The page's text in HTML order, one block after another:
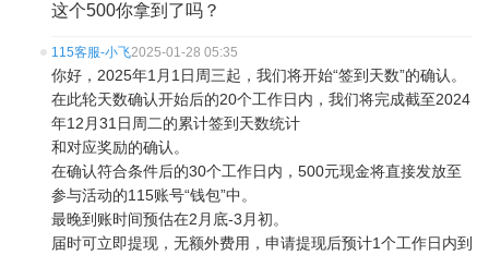
这个500你拿到了吗？
115客服-小飞2025-01-28 05:35
你好，2025年1月1日周三起，我们将开始“签到天数”的确认。
在此轮天数确认开始后的20个工作日内，我们将完成截至2024
年12月31日周二的累计签到天数统计
和对应奖励的确认。
在确认符合条件后的30个工作日内，500元现金将直接发放至
参与活动的115账号“钱包”中。
最晚到账时间预估在2月底-3月初。
届时可立即提现，无额外费用，申请提现后预计1个工作日内到